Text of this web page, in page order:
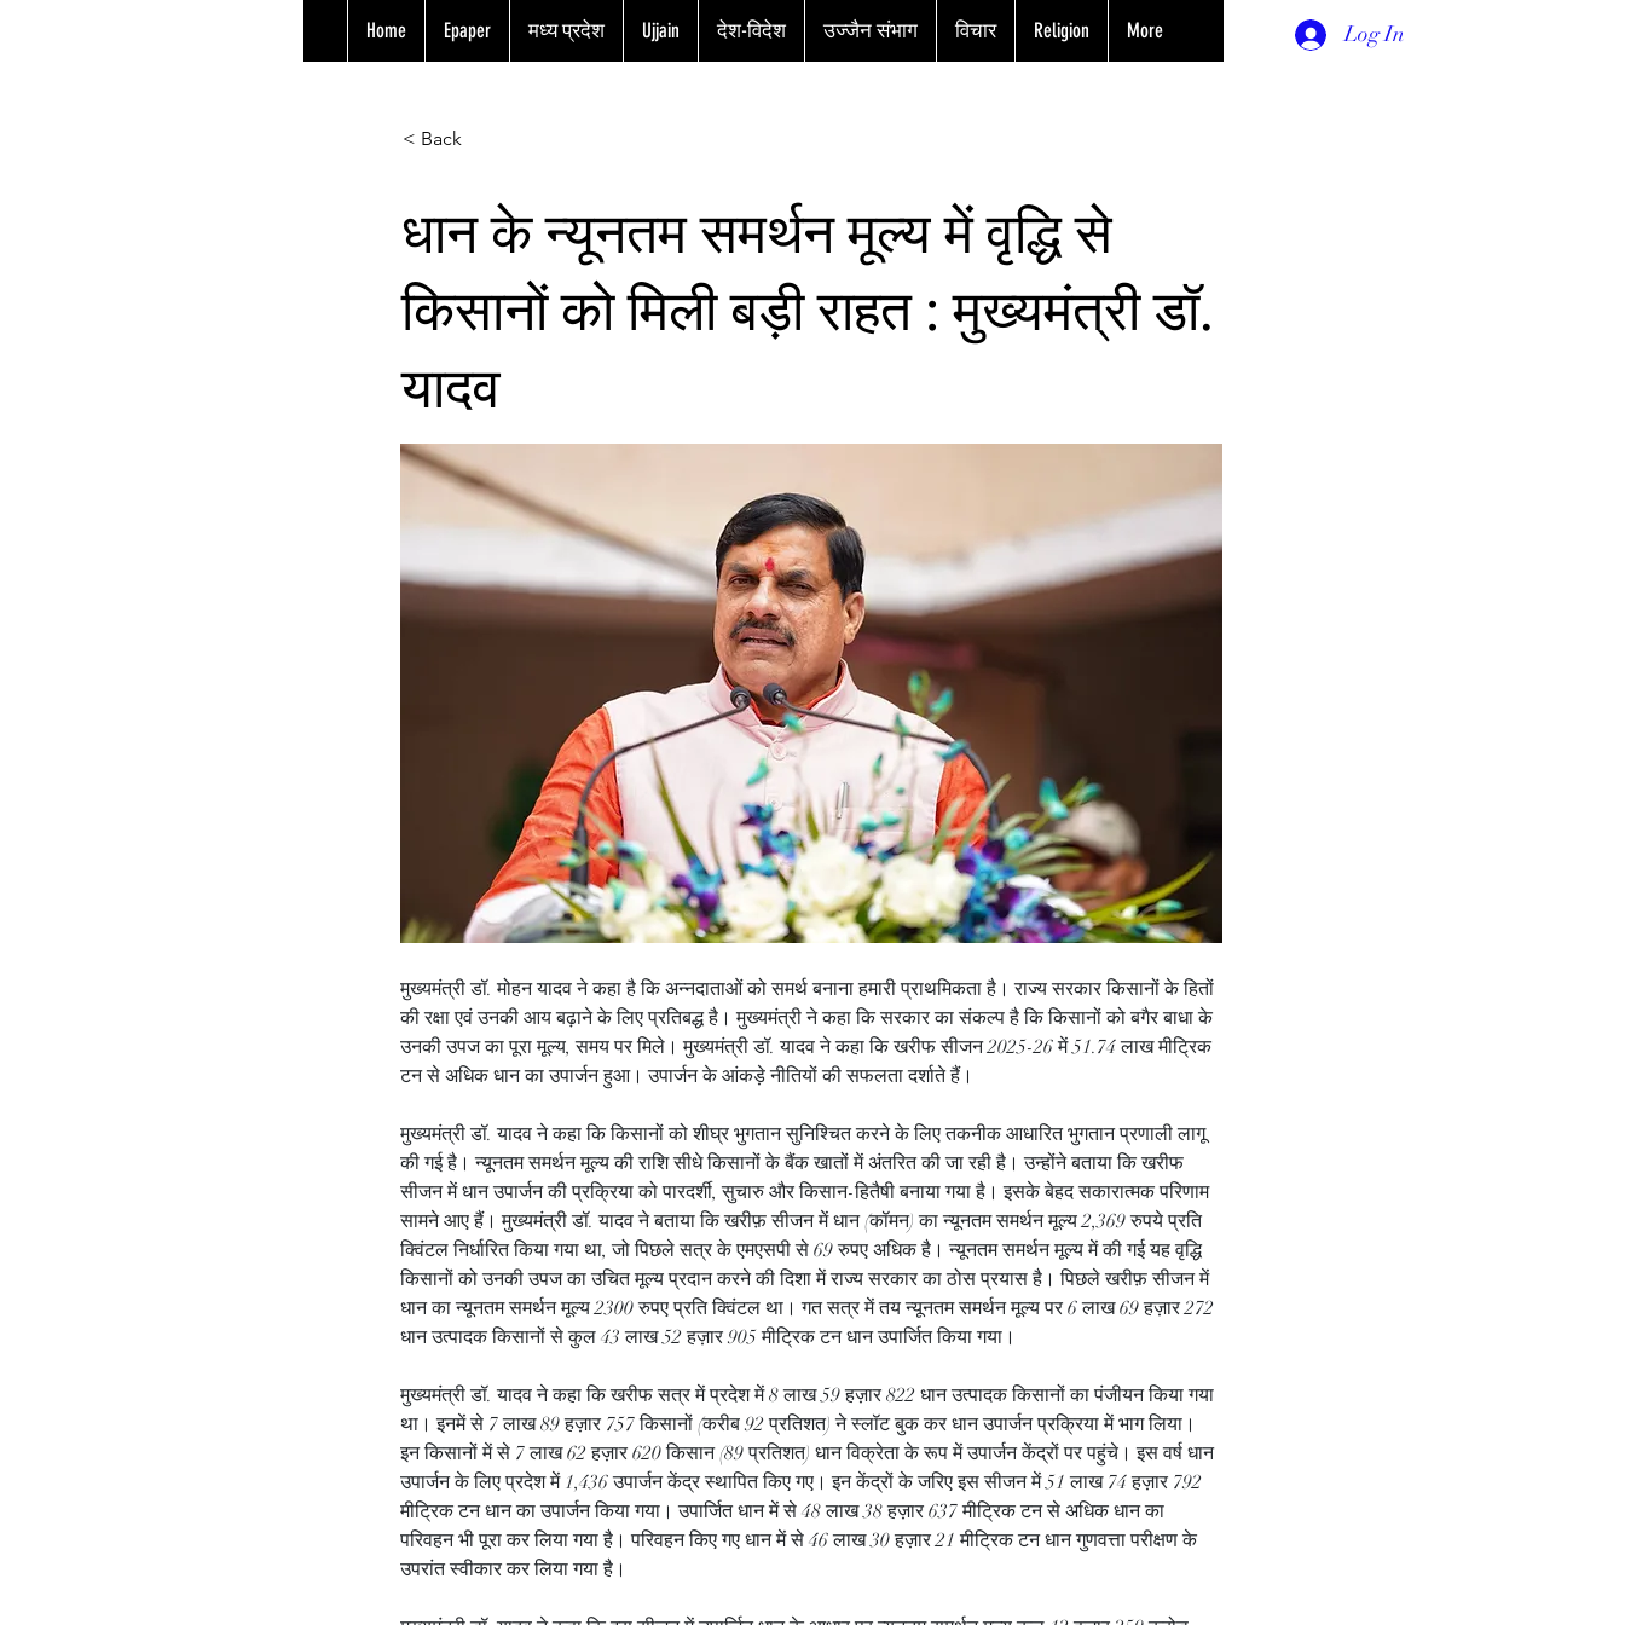
Home Epaper मध्य प्रदेश Ujjain देश-विदेश उज्जैन संभाग विचार Religion More Log In
< Back
धान के न्यूनतम समर्थन मूल्य में वृद्धि से
किसानों को मिली बड़ी राहत : मुख्यमंत्री डॉ.
यादव
मुख्यमंत्री डॉ. मोहन यादव ने कहा है कि अन्नदाताओं को समर्थ बनाना हमारी प्राथमिकता है। राज्य सरकार किसानों के हितों
की रक्षा एवं उनकी आय बढ़ाने के लिए प्रतिबद्ध है। मुख्यमंत्री ने कहा कि सरकार का संकल्प है कि किसानों को बगैर बाधा के
उनकी उपज का पूरा मूल्य, समय पर मिले। मुख्यमंत्री डॉ. यादव ने कहा कि खरीफ सीजन 2025-26 में 51.74 लाख मीट्रिक
टन से अधिक धान का उपार्जन हुआ। उपार्जन के आंकड़े नीतियों की सफलता दर्शाते हैं।
मुख्यमंत्री डॉ. यादव ने कहा कि किसानों को शीघ्र भुगतान सुनिश्चित करने के लिए तकनीक आधारित भुगतान प्रणाली लागू
की गई है। न्यूनतम समर्थन मूल्य की राशि सीधे किसानों के बैंक खातों में अंतरित की जा रही है। उन्होंने बताया कि खरीफ
सीजन में धान उपार्जन की प्रक्रिया को पारदर्शी, सुचारु और किसान-हितैषी बनाया गया है। इसके बेहद सकारात्मक परिणाम
सामने आए हैं। मुख्यमंत्री डॉ. यादव ने बताया कि खरीफ़ सीजन में धान (कॉमन) का न्यूनतम समर्थन मूल्य 2,369 रुपये प्रति
क्विंटल निर्धारित किया गया था, जो पिछले सत्र के एमएसपी से 69 रुपए अधिक है। न्यूनतम समर्थन मूल्य में की गई यह वृद्धि
किसानों को उनकी उपज का उचित मूल्य प्रदान करने की दिशा में राज्य सरकार का ठोस प्रयास है। पिछले खरीफ़ सीजन में
धान का न्यूनतम समर्थन मूल्य 2300 रुपए प्रति क्विंटल था। गत सत्र में तय न्यूनतम समर्थन मूल्य पर 6 लाख 69 हज़ार 272
धान उत्पादक किसानों से कुल 43 लाख 52 हज़ार 905 मीट्रिक टन धान उपार्जित किया गया।
मुख्यमंत्री डॉ. यादव ने कहा कि खरीफ सत्र में प्रदेश में 8 लाख 59 हज़ार 822 धान उत्पादक किसानों का पंजीयन किया गया
था। इनमें से 7 लाख 89 हज़ार 757 किसानों (करीब 92 प्रतिशत) ने स्लॉट बुक कर धान उपार्जन प्रक्रिया में भाग लिया।
इन किसानों में से 7 लाख 62 हज़ार 620 किसान (89 प्रतिशत) धान विक्रेता के रूप में उपार्जन केंद्रों पर पहुंचे। इस वर्ष धान
उपार्जन के लिए प्रदेश में 1,436 उपार्जन केंद्र स्थापित किए गए। इन केंद्रों के जरिए इस सीजन में 51 लाख 74 हज़ार 792
मीट्रिक टन धान का उपार्जन किया गया। उपार्जित धान में से 48 लाख 38 हज़ार 637 मीट्रिक टन से अधिक धान का
परिवहन भी पूरा कर लिया गया है। परिवहन किए गए धान में से 46 लाख 30 हज़ार 21 मीट्रिक टन धान गुणवत्ता परीक्षण के
उपरांत स्वीकार कर लिया गया है।